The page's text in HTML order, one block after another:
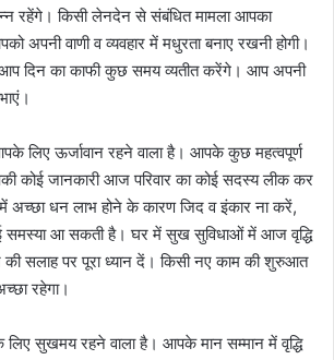
रहेंगे। किसी लेनदेन से संबंधित मामला आपका
अपनी वाणी व व्यवहार में मधुरता बनाए रखनी होगी।
आप दिन का काफी कुछ समय व्यतीत करेंगे। आप अपनी
लिए ऊर्जावान रहने वाला है। आपके कुछ महत्वपूर्ण
कोई जानकारी आज परिवार का कोई सदस्य लीक कर
अच्छा धन लाभ होने के कारण जिद व इंकार ना करें,
समस्या आ सकती है। घर में सुख सुविधाओं में आज वृद्धि
की सलाह पर पूरा ध्यान दें। किसी नए काम की शुरुआत
रहेगा।
सुखमय रहने वाला है। आपके मान सम्मान में वृद्धि